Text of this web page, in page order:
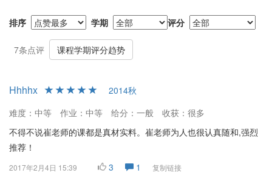
排序 学期 评分
7条点评 课程学期评分趋势
Hhhhx
2014秋
难度：中等
作业：中等 给分：一般
收获：很多
不得不说崔老师的课都是真材实料。崔老师为人也很认真随和,强烈
推荐！
2017年2月4日 15:39 3 1 复制链接